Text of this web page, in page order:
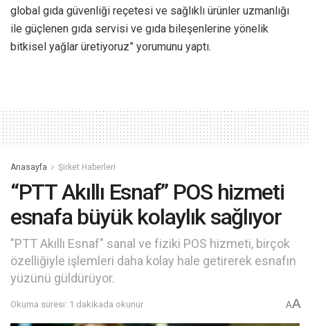
global gıda güvenliği reçetesi ve sağlıklı ürünler uzmanlığı
ile güçlenen gıda servisi ve gıda bileşenlerine yönelik
bitkisel yağlar üretiyoruz” yorumunu yaptı.
Anasayfa Şirket Haberleri
“PTT Akıllı Esnaf” POS hizmeti
esnafa büyük kolaylık sağlıyor
"PTT Akıllı Esnaf" sanal ve fiziki POS hizmeti, birçok
özelliğiyle işlemleri daha kolay hale getirerek esnafın
yüzünü güldürüyor.
Okuma süresi: 1 dakikada okunur AA